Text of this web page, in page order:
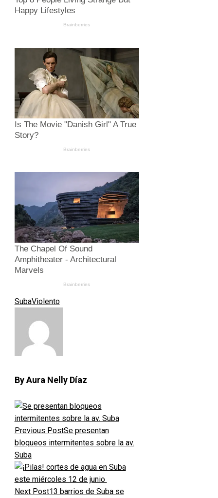
SubaViolento
By Aura Nelly Díaz
Previous PostSe presentan
bloqueos intermitentes sobre la av.
Suba
Next Post13 barrios de Suba se